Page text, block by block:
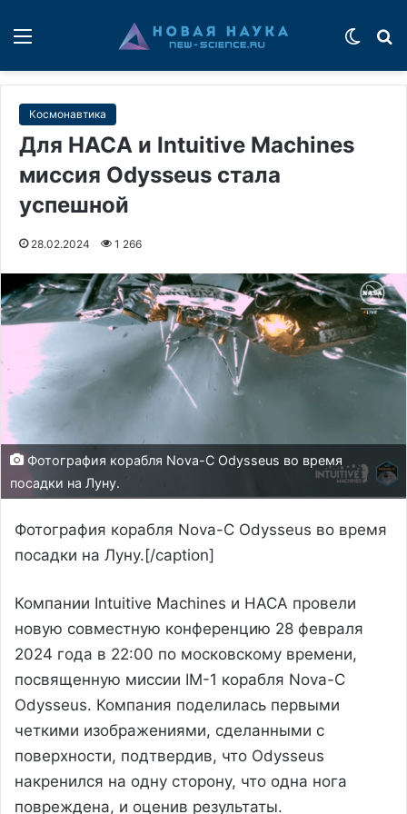
Космонавтика
Для НАСА и Intuitive Machines
миссия Odysseus стала
успешной
28.02.2024 1 266
Фотография корабля Nova-C Odysseus во время
посадки на Луну.
Фотография корабля Nova-C Odysseus во время
посадки на Луну.[/caption]
Компании Intuitive Machines и НАСА провели
новую совместную конференцию 28 февраля
2024 года в 22:00 по московскому времени,
посвященную миссии IM-1 корабля Nova-C
Odysseus. Компания поделилась первыми
четкими изображениями, сделанными с
поверхности, подтвердив, что Odysseus
накренился на одну сторону, что одна нога
повреждена, и оценив результаты.